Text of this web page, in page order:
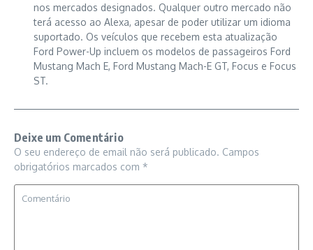
nos mercados designados. Qualquer outro mercado não
terá acesso ao Alexa, apesar de poder utilizar um idioma
suportado. Os veículos que recebem esta atualização
Ford Power-Up incluem os modelos de passageiros Ford
Mustang Mach E, Ford Mustang Mach-E GT, Focus e Focus
ST.
Deixe um Comentário
O seu endereço de email não será publicado. Campos
obrigatórios marcados com *